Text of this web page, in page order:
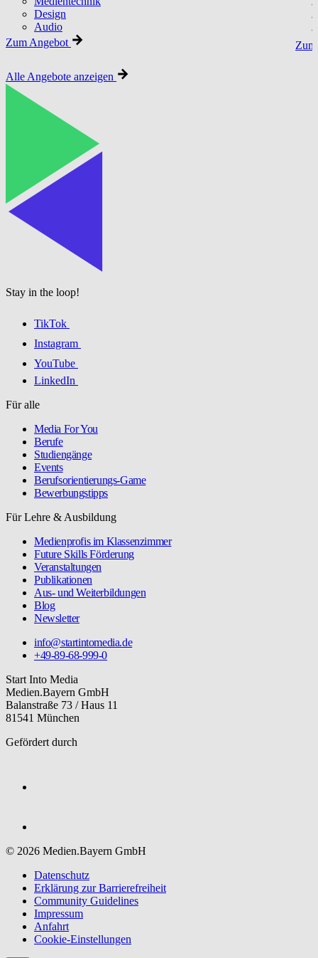
Design
Audio
Zum Angebot
Alle Angebote anzeigen
Stay in the loop!
TikTok
Instagram
YouTube
LinkedIn
Für alle
Media For You
Berufe
Studiengänge
Events
Berufsorientierungs-Game
Bewerbungstipps
Für Lehre & Ausbildung
Medienprofis im Klassenzimmer
Future Skills Förderung
Veranstaltungen
Publikationen
Aus- und Weiterbildungen
Blog
Newsletter
info@startintomedia.de
+49-89-68-999-0
Start Into Media
Medien.Bayern GmbH
Balanstraße 73 / Haus 11
81541 München
Gefördert durch
© 2026 Medien.Bayern GmbH
Datenschutz
Erklärung zur Barriere­freiheit
Community Guidelines
Impressum
Anfahrt
Cookie-Einstellungen